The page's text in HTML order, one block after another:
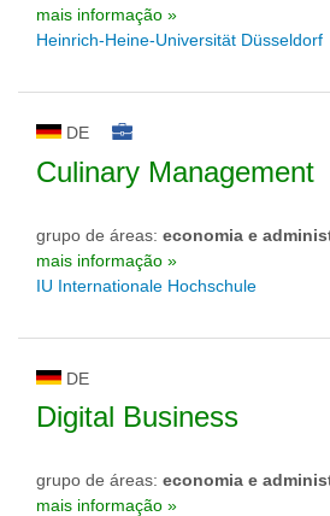
mais informação »
Heinrich-Heine-Universität Düsseldorf
DE
Culinary Management
grupo de áreas: economia e
mais informação »
IU Internationale Hochschule
DE
Digital Business
grupo de áreas: economia e
mais informação »